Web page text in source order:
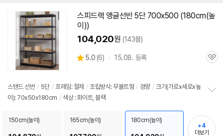
치
스피드랙 앵글선반5단700x500 (180cm(높
이))
104,020원 (143몰)
별
5.0 (상
뷰
6) 15.08. 등록
관
스탠드 선반 / 5단 / 프레임: 철제 / 조립방식: 무볼트형 / 경량 / 크기(가로x세로x높
이): 70x50x180cm / 색상 : 화이트, 블랙
치
150cm(높이) 165cm(높이) 180cm(높이)
+4
더보기